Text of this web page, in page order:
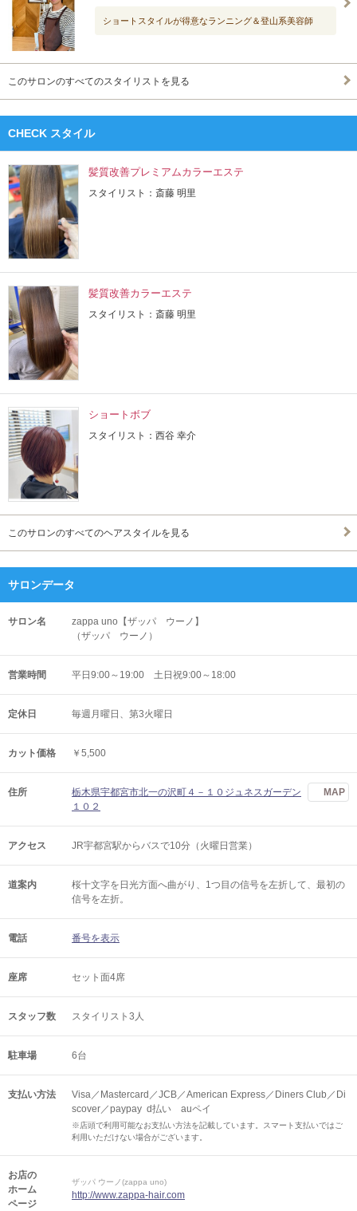
ショートスタイルが得意なランニング＆登山系美容師
このサロンのすべてのスタイリストを見る
CHECK スタイル
髪質改善プレミアムカラーエステ
スタイリスト：斎藤 明里
髪質改善カラーエステ
スタイリスト：斎藤 明里
ショートボブ
スタイリスト：西谷 幸介
このサロンのすべてのヘアスタイルを見る
サロンデータ
サロン名
zappa uno【ザッパ ウーノ】
（ザッパ ウーノ）
営業時間 平日9:00～19:00 土日祝9:00～18:00
定休日 毎週月曜日、第3火曜日
カット価格 ￥5,500
住所
栃木県宇都宮市北一の沢町４－１０ジュネスガーデン
１０２
MAP
アクセス JR宇都宮駅からバスで10分（火曜日営業）
道案内
桜十文字を日光方面へ曲がり、1つ目の信号を左折して、最初の
信号を左折。
電話 番号を表示
座席 セット面4席
スタッフ数 スタイリスト3人
駐車場 6台
支払い方法
Visa／Mastercard／JCB／American Express／Diners Club／Di
scover／paypay d払い auペイ
※店頭で利用可能なお支払い方法を記載しています。スマート支払いではご
利用いただけない場合がございます。
お店の
ホーム
ページ
ザッパ ウーノ(zappa uno)
http://www.zappa-hair.com